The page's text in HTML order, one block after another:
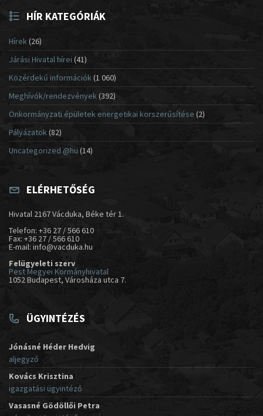
HÍR KATEGÓRIÁK
Hírek(26)
Járási Hivatal hírei (41)
Közérdekű információk(1 060)
Meghívók/rendezvények (392)
Önkormányzati épületek energetikai korszerűsítése (2)
Pályázatok (82)
Uncategorized @hu (14)
ELÉRHETŐSÉG
Hivatal 2167 Vácduka, Béke tér 1.
Telefon: +36 27 / 566 610
Fax: +36 27 / 566 610
E-mail: info@vacduka.hu
Felügyeleti szerv
Pest Megyei Kormányhivatal
1052 Budapest, Városháza utca 7.
ÜGYINTÉZÉS
Jónásné Héder Hedvig
aljegyző
Kovács Krisztina
igazgatási ügyintéző
Vasasné Gödöllői Petra